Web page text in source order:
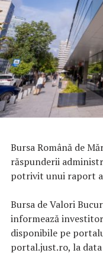
Bursa Română de
răspunderii
potrivit unui raport
Bursa de Valori
informează
disponibile pe
portal.just.ro, la